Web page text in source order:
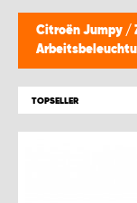
Citroën Jumpy /
TOPSELLER